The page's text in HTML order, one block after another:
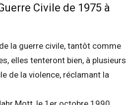
Civile de 1975 à
la guerre civile, tantôt comme
elles tenteront bien, à plusieurs
de la violence, réclamant la